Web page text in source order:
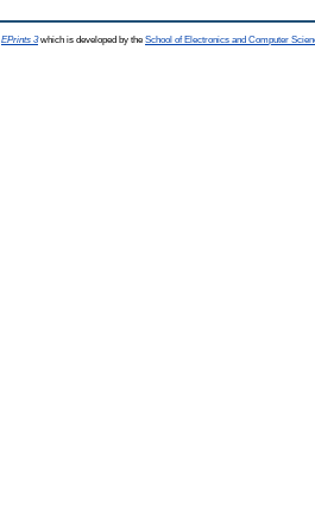
EPrints 3which is developed by the School of Electronics and Computer